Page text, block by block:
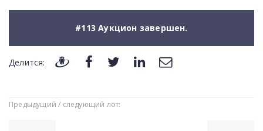
#113 Аукцион завершен.
Делится:
Предыдущий / следующий лот: